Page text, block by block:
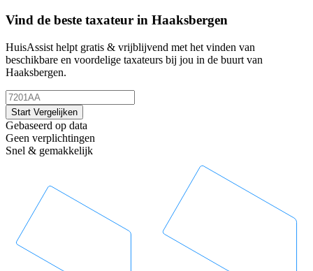
Vind de beste taxateur in Haaksbergen
HuisAssist helpt gratis & vrijblijvend met het vinden van
beschikbare en voordelige taxateurs bij jou in de buurt van
Haaksbergen.
Start Vergelijken
Gebaseerd op data
Geen verplichtingen
Snel & gemakkelijk